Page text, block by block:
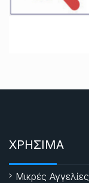
ΧΡΗΣΙΜΑ
Μικρές Αγγελίες